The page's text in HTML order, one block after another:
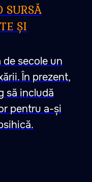
ȘI
secole un
În prezent,
să includă
pentru a-și